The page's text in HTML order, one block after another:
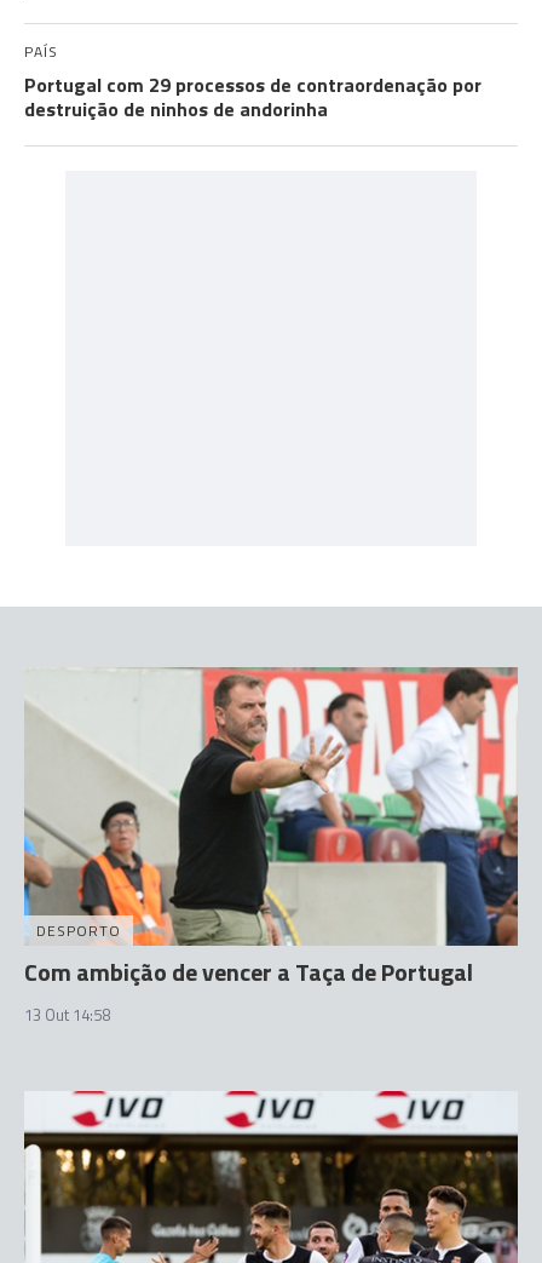
PAÍS
Portugal com 29 processos de contraordenação por
destruição de ninhos de andorinha
DESPORTO
Com ambição de vencer a Taça de Portugal
13 Out 14:58